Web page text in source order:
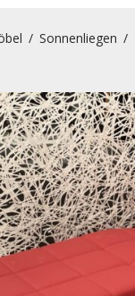
/ Sonnenliegen /